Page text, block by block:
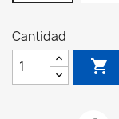
Cantidad
